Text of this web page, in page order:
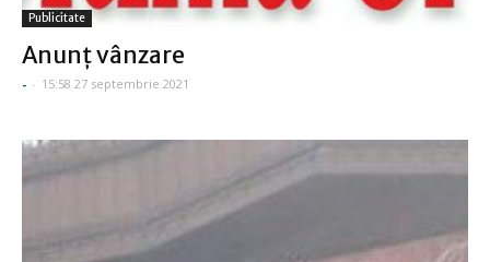
Publicitate
Anunţ vânzare
- - 15:58 27 septembrie 2021